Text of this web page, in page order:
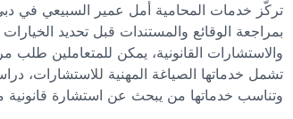
تركّز خدمات المحامية أمل عمير السبيعي في
بمراجعة الوقائع والمستندات قبل تحديد
والاستشارات القانونية، يمكن للمتعاملين طلب
تشمل خدماتها الصياغة المهنية للاستشارات،
وتناسب خدماتها من يبحث عن استشارة قانونية